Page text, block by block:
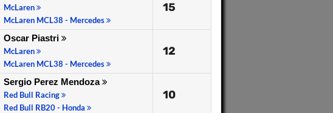
McLaren
McLaren MCL38 - Mercedes
15
Oscar Piastri
McLaren
McLaren MCL38 - Mercedes
12
Sergio Perez Mendoza
Red Bull Racing
Red Bull RB20 - Honda
10